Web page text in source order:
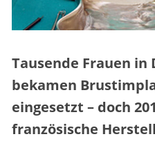
Tausende Frauen in
bekamen
eingesetzt – doch
französische